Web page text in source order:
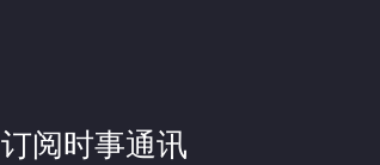
订阅时事通讯